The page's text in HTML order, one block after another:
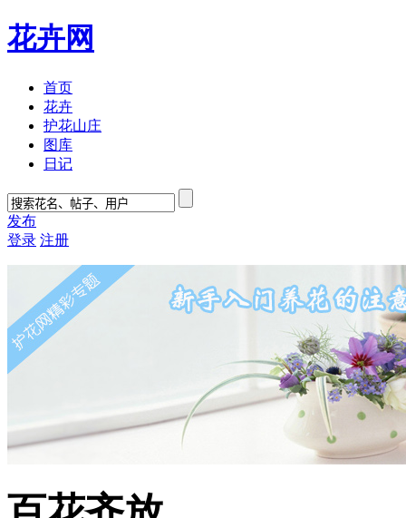
花卉网
首页
花卉
护花山庄
图库
日记
发布
登录 注册